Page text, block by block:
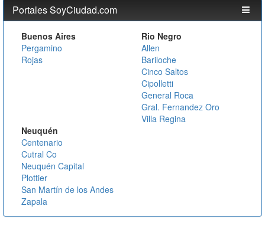
Portales SoyCiudad.com
Buenos Aires
Pergamino
Rojas
Rio Negro
Allen
Bariloche
Cinco Saltos
Cipolletti
General Roca
Gral. Fernandez Oro
Villa Regina
Neuquén
Centenario
Cutral Co
Neuquén Capital
Plottier
San Martín de los Andes
Zapala